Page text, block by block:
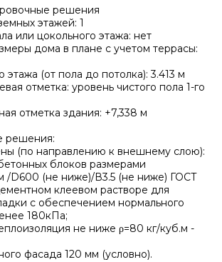
решения
этажей: 1
или цокольного этажа: нет
дома в плане с учетом террасы:
этажа (от пола до потолка): 3.413 м
отметка: уровень чистого пола 1-го
отметка здания: +7,338 м
решения:
(по направлению к внешнему слою):
блоков размерами
/D600 (не ниже)/В3.5 (не ниже) ГОСТ
клеевом растворе для
с обеспечением нормального
180кПа;
не ниже ρ=80 кг/куб.м -
фасада 120 мм (условно).